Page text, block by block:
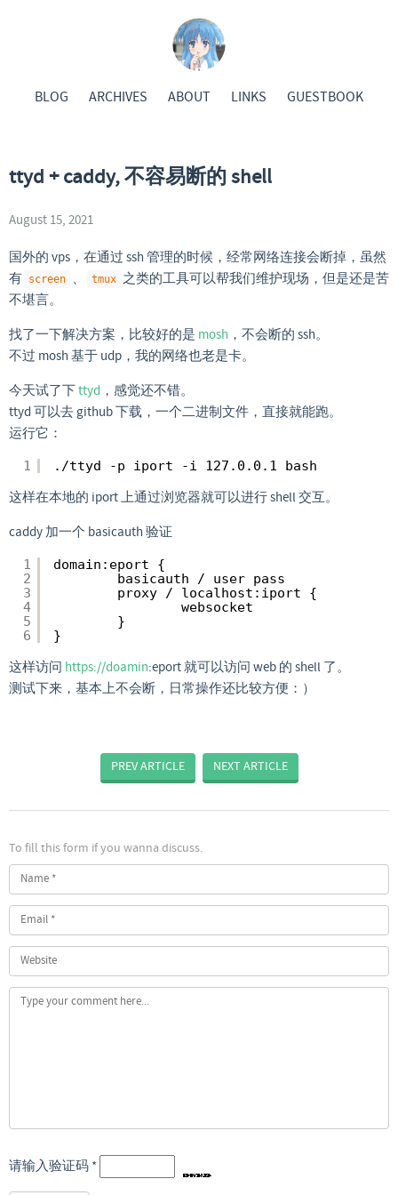
BLOG ARCHIVES ABOUT LINKS GUESTBOOK
ttyd + caddy, 不容易断的 shell
August 15, 2021
国外的 vps，在通过 ssh 管理的时候，经常网络连接会断掉，虽然
有 screen 、 tmux 之类的工具可以帮我们维护现场，但是还是苦
不堪言。
找了一下解决方案，比较好的是 mosh ，不会断的 ssh。
不过 mosh 基于 udp，我的网络也老是卡。
今天试了下ttyd ，感觉还不错。
ttyd 可以去 github 下载，一个二进制文件，直接就能跑。
运行它：
1 ./ttyd -p iport -i 127.0.0.1 bash
这样在本地的 iport 上通过浏览器就可以进行 shell 交互。
caddy 加一个 basicauth 验证
1
2
3
4
5
6
domain:eport {
basicauth / user pass
proxy / localhost:iport {
websocket
}
}
这样访问 https://doamin:eport 就可以访问 web 的 shell 了。
测试下来，基本上不会断，日常操作还比较方便：）
PREV ARTICLE NEXT ARTICLE
To fill this form if you wanna discuss.
请输入验证码 *